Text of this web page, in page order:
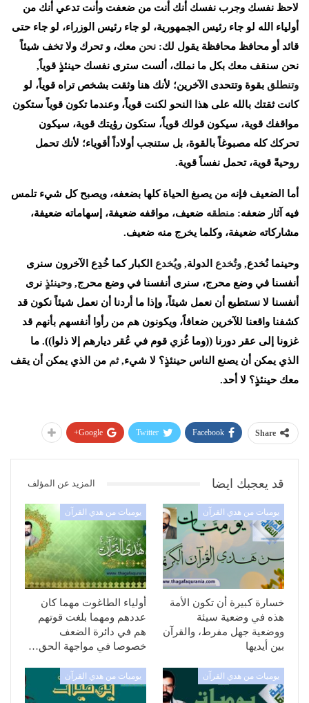
لاحظ نفسك وجرب نفسك أنك أنت من ضعفت وأنت تدعي أنك من
أولياء
الله لو جاء رئيس الجمهورية، لو جاء رئيس الوزراء، لو جاء حتى
قائد أو محافظ محافظة يقول لك: نحن معك، و تحرك ولا تخف شيئاً
نحن سنقف معك بكل ما نملك، ألست سترى نفسك حينئذٍ قوياً,
وتنطلق بقوة وتتحدى الآخرين؛ لأنك هنا وثقت بشخص تراه قوياً، لو
كانت ثقتك بالله على هذا النحو لكنت قوياً، وعندما تكون قوياً ستكون
مواقفك قوية، سيكون قولك قوياً، ستكون رؤيتك قوية، سيكون
تحركك كله مصبوغاً بالقوة، بل ستنجب أولاداً أقوياء؛ لأنك تحمل
روحيةً قوية، تحمل نفساً قوية.
أما الضعيف فإنه من يصبغ الحياة كلها بضعفه، ويصبح كل شيء تلمس
فيه آثار ضعفه: منطقه ضعيف، مواقفه ضعيفة، إسهاماته ضعيفة،
مشاركاته ضعيفة، وكلما يخرج منه ضعيف.
وحينما نُخدع, وتُخدع الدولة, ويُخدع الكبار كما خُدِع الآخرون سنرى
أنفسنا في وضع محرج، سنرى أنفسنا في وضع محرج, وحينئذٍ نرى
أنفسنا لا نستطيع أن نعمل شيئاً، وإذا ما أردنا أن نعمل شيئاً نكون قد
كشفنا واقعنا للآخرين ضعافاً، ويكونون هم من رأوا أنفسهم بأنهم قد
غزونا إلى عقر دورنا ((وما غُزي قوم في عُقر ديارهم إلا ذلوا ))
. ما
الذي يمكن أن يصنع الناس حينئذٍ؟ لا شيء,ثم من الذي يمكن أن يقف
معك حينئذٍ؟ لا أحد.
Share
Facebook
Twitter
Google+
قد يعجبك ايضا المزيد عن المؤلف
يوميات من هدي القرآن
خسارة كبيرة أن تكون الأمة
هذه في وضعية سيئة
ووضعية جهل مفرط، والقرآن
بين أيديها
يوميات من هدي القرآن
أولياء الطاغوت مهما كان
عددهم ومهما بلغت قوتهم
هم في دائرة الضعف
خصوصا في مواجهة الحق…
يوميات من هدي القرآن يوميات من هدي القرآن